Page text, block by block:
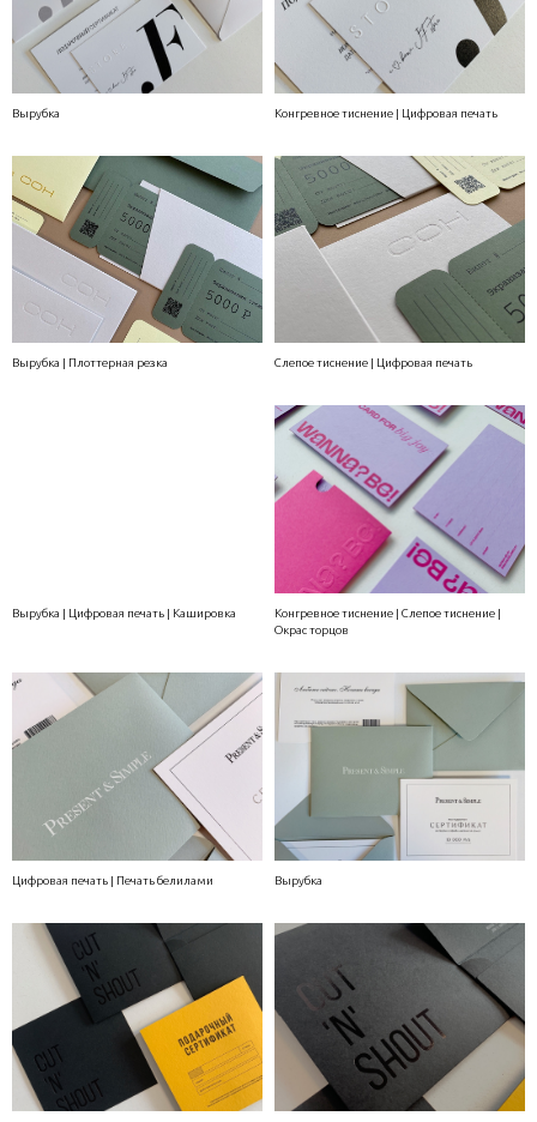
Вырубка Конгревное тиснение | Цифровая печать
Вырубка | Плоттерная резка Слепое тиснение | Цифровая печать
Вырубка | Цифровая печать | Кашировка
Конгревное тиснение | Слепое тиснение |
Окрас торцов
Цифровая печать | Печать белилами Вырубка